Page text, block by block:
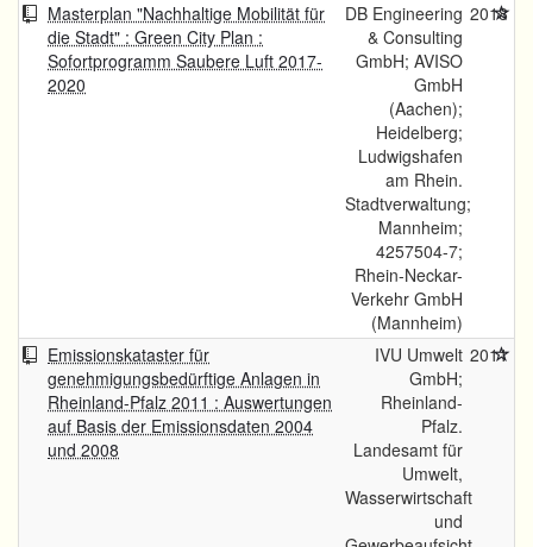
Masterplan "Nachhaltige Mobilität für
die Stadt" : Green City Plan :
Sofortprogramm Saubere Luft 2017-
2020
DB Engineering
& Consulting
GmbH; AVISO
GmbH
(Aachen);
Heidelberg;
Ludwigshafen
am Rhein.
Stadtverwaltung;
Mannheim;
4257504-7;
Rhein-Neckar-
Verkehr GmbH
(Mannheim)
2018
Emissionskataster für
genehmigungsbedürftige Anlagen in
Rheinland-Pfalz 2011 : Auswertungen
auf Basis der Emissionsdaten 2004
und 2008
IVU Umwelt
GmbH;
Rheinland-
Pfalz.
Landesamt für
Umwelt,
Wasserwirtschaft
und
2011